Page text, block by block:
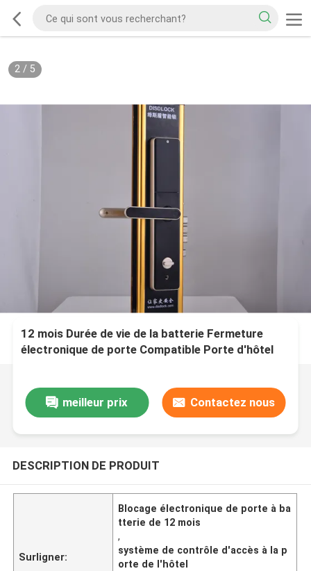
2/ 5
12 mois Durée de vie de la batterie Fermeture
électronique de porte Compatible Porte d'hôtel
meilleur prix
Contactez nous
DESCRIPTION DE PRODUIT
Surligner:
Blocage électronique de porte à ba
tterie de 12 mois
,
système de contrôle d'accès à la p
orte de l'hôtel